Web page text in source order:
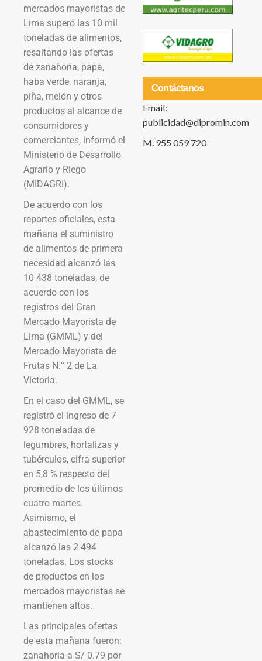
mercados mayoristas de
Lima superó las 10 mil
toneladas de alimentos,
resaltando las ofertas
de zanahoria, papa,
haba verde, naranja,
piña, melón y otros
productos al alcance de
consumidores y
comerciantes, informó el
Ministerio de Desarrollo
Agrario y Riego
(MIDAGRI).
De acuerdo con los
reportes oficiales, esta
mañana el suministro
de alimentos de primera
necesidad alcanzó las
10 438 toneladas, de
acuerdo con los
registros del Gran
Mercado Mayorista de
Lima (GMML) y del
Mercado Mayorista de
Frutas N.° 2 de La
Victoria.
En el caso del GMML, se
registró el ingreso de 7
928 toneladas de
legumbres, hortalizas y
tubérculos, cifra superior
en 5,8 % respecto del
promedio de los últimos
cuatro martes.
Asimismo, el
abastecimiento de papa
alcanzó las 2 494
toneladas. Los stocks
de productos en los
mercados mayoristas se
mantienen altos.
Las principales ofertas
de esta mañana fueron:
zanahoria a S/ 0.79 por
Contáctanos
Email:
publicidad@dipromin.com
M. 955 059 720